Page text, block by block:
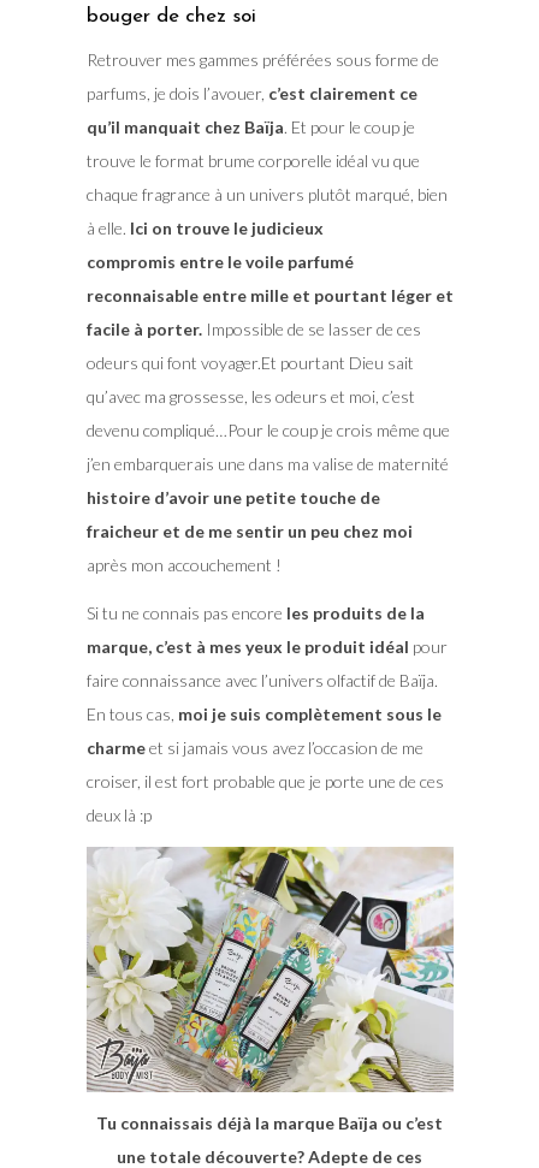
bouger de chez soi
Retrouver mes gammes préférées sous forme de
parfums, je dois l’avouer, c’est clairement ce
qu’il manquait chez Baïja. Et pour le coup je
trouve le format brume corporelle idéal vu que
chaque fragrance à un univers plutôt marqué, bien
à elle. Ici on trouve le judicieux
compromis entre le voile parfumé
reconnaisable entre mille et pourtant léger et
facile à porter.Impossible de se lasser de ces
odeurs qui font voyager.Et pourtant Dieu sait
qu’avec ma grossesse, les odeurs et moi, c’est
devenu compliqué…Pour le coup je crois même que
j’en embarquerais une dans ma valise de maternité
histoire d’avoir une petite touche de
fraicheur et de me sentir un peu chez moi
après mon accouchement !
Si tu ne connais pas encore les produits de la
marque, c’est à mes yeux le produit idéal pour
faire connaissance avec l’univers olfactif de Baïja.
En tous cas, moi je suis complètement sous le
charmeet si jamais vous avez l’occasion de me
croiser, il est fort probable que je porte une de ces
deux là :p
Tu connaissais déjà la marque Baïja ou c’est
une totale découverte? Adepte de ces